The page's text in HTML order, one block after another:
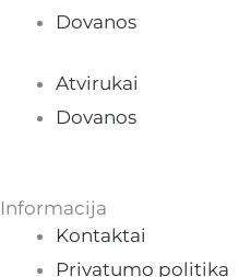
Dovanos
Atvirukai
Dovanos
Informacija
Kontaktai
Privatumo politika